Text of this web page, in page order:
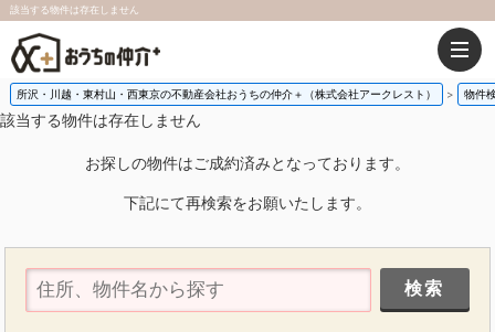
該当する物件は存在しません
所沢・川越・東村山・西東京の不動産会社おうちの仲介＋（株式会社アークレスト） 物件
該当する物件は存在しません
お探しの物件はご成約済みとなっております。
下記にて再検索をお願いたします。